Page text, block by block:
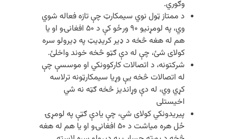
وګوري.
د ممتاز ټول نوي سیمکارټ چې تازه فعاله شوي
وي، په لومړنیو ۹۰ ورځو کې د ۵۰ افغانۍو او یا
هم له هغه څخه د ډیر کریډیټ په ډيرولو سره
کولای شئ، چې له دې ګټو څخه خوند واخلئ.
شرکتونه، د اتصالات کارکوونکي او موسسې چې
له اتصالات څخه یې وړیا سیمکارټونه ترلاسه
کړي وي، له دې وړاندیز څخه ګټه نه شي
اخیستلی
پیریدونکي کولای شي، چې یادې ګټې په لومړۍ
ځل هره میاشت د ۵۰ افغانۍو او یا هم له هغه